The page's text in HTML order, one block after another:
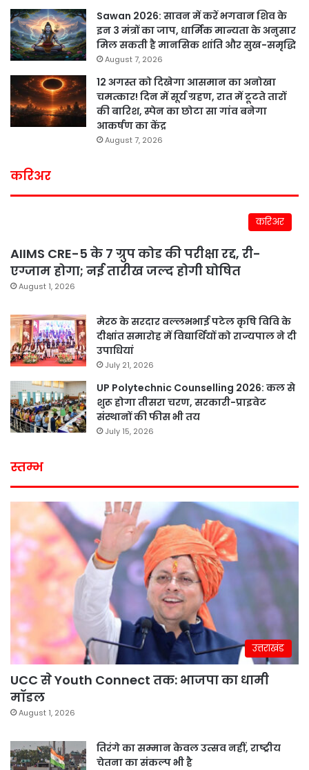
Sawan 2026: सावन में करें भगवान शिव के
इन 3 मंत्रों का जाप, धार्मिक मान्यता के अनुसार
मिल सकती है मानसिक शांति और सुख-समृद्धि
August 7, 2026
12 अगस्त को दिखेगा आसमान का अनोखा
चमत्कार! दिन में सूर्य ग्रहण, रात में टूटते तारों
की बारिश, स्पेन का छोटा सा गांव बनेगा
आकर्षण का केंद्र
August 7, 2026
करिअर
करिअर
AIIMS CRE-5 के 7 ग्रुप कोड की परीक्षा रद्द, री-
एग्जाम होगा; नई तारीख जल्द होगी घोषित
August 1, 2026
मेरठ के सरदार वल्लभभाई पटेल कृषि विवि के
दीक्षांत समारोह में विद्यार्थियों को राज्यपाल ने दी
उपाधियां
July 21, 2026
UP Polytechnic Counselling 2026: कल से
शुरू होगा तीसरा चरण, सरकारी-प्राइवेट
संस्थानों की फीस भी तय
July 15, 2026
स्तम्भ
उत्तराखंड
UCC से Youth Connect तक: भाजपा का धामी
मॉडल
August 1, 2026
तिरंगे का सम्मान केवल उत्सव नहीं, राष्ट्रीय
चेतना का संकल्प भी है